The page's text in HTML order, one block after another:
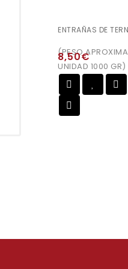
ENTRAÑAS DE
8,50€
(PESO
UNIDAD 1000 GR)